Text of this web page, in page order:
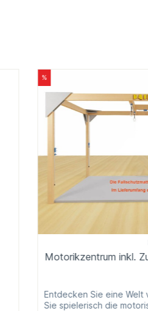
%
Motorikzentrum inkl.
Entdecken Sie eine
Sie spielerisch die